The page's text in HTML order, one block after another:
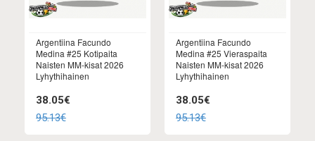
Argentiina Facundo
Medina #25 Kotipaita
Naisten MM-kisat 2026
Lyhythihainen
38.05€
95.13€
Argentiina Facundo
Medina #25 Vieraspaita
Naisten MM-kisat 2026
Lyhythihainen
38.05€
95.13€